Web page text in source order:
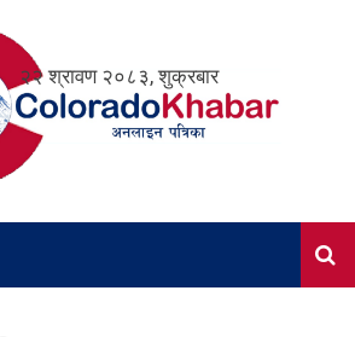
२२ श्रावण २०८३, शुक्रबार